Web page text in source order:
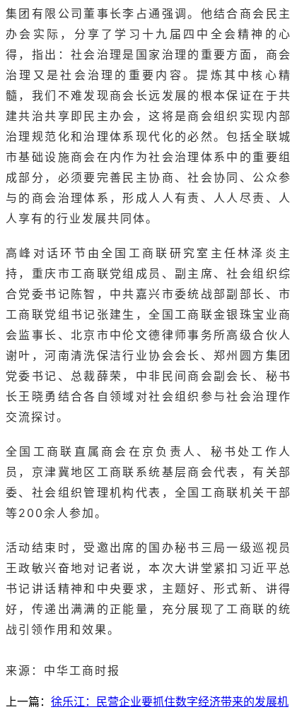
集团有限公司董事长李占通强调。他结合商会民主
办会实际，分享了学习十九届四中全会精神的心
得，指出：社会治理是国家治理的重要方面，商会
治理又是社会治理的重要内容。提炼其中核心精
髓，我们不难发现商会长远发展的根本保证在于共
建共治共享即民主办会，这将是商会组织实现内部
治理规范化和治理体系现代化的必然。包括全联城
市基础设施商会在内作为社会治理体系中的重要组
成部分，必须要完善民主协商、社会协同、公众参
与的商会治理体系，形成人人有责、人人尽责、人
人享有的行业发展共同体。
高峰对话环节由全国工商联研究室主任林泽炎主
持，重庆市工商联党组成员、副主席、社会组织综
合党委书记陈智，中共嘉兴市委统战部副部长、市
工商联党组书记张建生，全国工商联金银珠宝业商
会监事长、北京市中伦文德律师事务所高级合伙人
谢叶，河南清洗保洁行业协会会长、郑州圆方集团
党委书记、总裁薛荣，中非民间商会副会长、秘书
长王晓勇结合各自领域对社会组织参与社会治理作
交流探讨。
全国工商联直属商会在京负责人、秘书处工作人
员，京津冀地区工商联系统基层商会代表，有关部
委、社会组织管理机构代表，全国工商联机关干部
等200余人参加。
活动结束时，受邀出席的国办秘书三局一级巡视员
王政敏兴奋地对记者说，本次大讲堂紧扣习近平总
书记讲话精神和中央要求，主题好、形式新、讲得
好，传递出满满的正能量，充分展现了工商联的统
战引领作用和效果。
来源：中华工商时报
上一篇： 徐乐江：民营企业要抓住数字经济带来的发展机